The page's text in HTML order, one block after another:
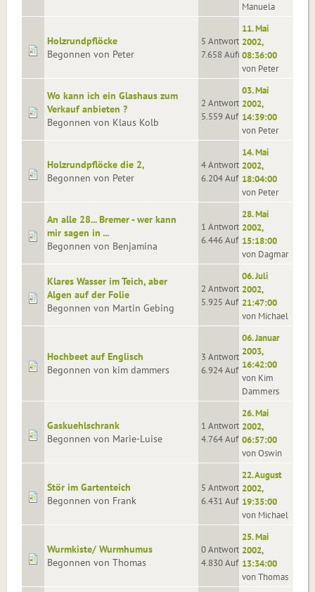
Manuela
Holzrundpflöcke
Begonnen von Peter
5 Antworten
7.658 Aufrufe
11. Mai
2002,
08:36:00
von Peter
Wo kann ich ein Glashaus zum
Verkauf anbieten ?
Begonnen von Klaus Kolb
2 Antworten
5.559 Aufrufe
03. Mai
2002,
14:39:00
von Peter
Holzrundpflöcke die 2,
Begonnen von Peter
4 Antworten
6.204 Aufrufe
14. Mai
2002,
18:04:00
von Peter
An alle 28... Bremer - wer kann
mir sagen in ...
Begonnen von Benjamina
1 Antworten
6.446 Aufrufe
28. Mai
2002,
15:18:00
von Dagmar
Klares Wasser im Teich, aber
Algen auf der Folie
Begonnen von Martin Gebing
2 Antworten
5.925 Aufrufe
06. Juli
2002,
21:47:00
von Michael
Hochbeet auf Englisch
Begonnen von kim dammers
3 Antworten
6.924 Aufrufe
06. Januar
2003,
16:42:00
von Kim
Dammers
Gaskuehlschrank
Begonnen von Marie-Luise
1 Antworten
4.764 Aufrufe
26. Mai
2002,
06:57:00
von Oswin
Stör im Gartenteich
Begonnen von Frank
5 Antworten
6.431 Aufrufe
22. August
2002,
19:35:00
von Michael
Wurmkiste/ Wurmhumus
Begonnen von Thomas
0 Antworten
4.830 Aufrufe
25. Mai
2002,
13:34:00
von Thomas